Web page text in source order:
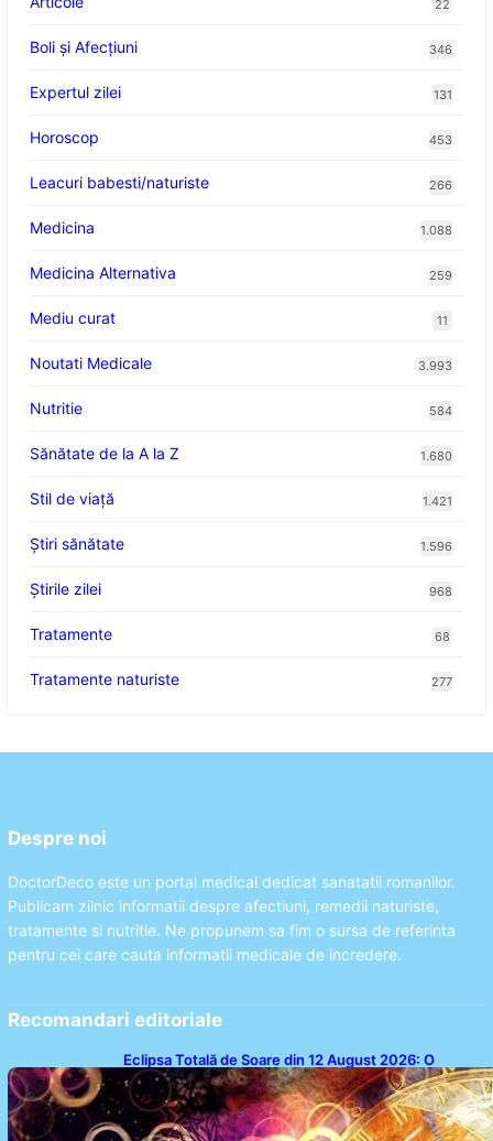
22
Boli și Afecțiuni 346
Expertul zilei 131
Horoscop 453
Leacuri babesti/naturiste 266
Medicina 1.088
Medicina Alternativa 259
Mediu curat 11
Noutati Medicale 3.993
Nutritie 584
Sănătate de la A la Z 1.680
Stil de viaţă 1.421
Ştiri sănătate 1.596
Știrile zilei 968
Tratamente 68
Tratamente naturiste 277
Despre noi
DoctorDeco este un portal medical dedicat sanatatii romanilor.
Publicam zilnic informatii despre afectiuni, remedii naturiste,
tratamente si nutritie. Ne propunem sa fim o sursa de referinta
pentru cei care cauta informatii medicale de incredere.
Recomandari editoriale
Eclipsa Totală de Soare din 12 August 2026: O
Analiză a Impactului asupra Trei Zodii și a Ciclului de
18 Ani